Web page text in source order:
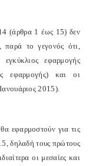
(άρθρα 1 έως 15) δεν
παρά το γεγονός ότι,
εφαρμογής
εφαρμογής) και οι
2015).
εφαρμοστούν για τις
δηλαδή τους πρώτους
οι μεσαίες και